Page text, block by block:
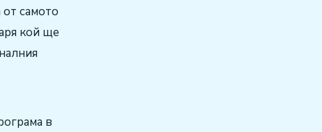
самото
кой ще
в